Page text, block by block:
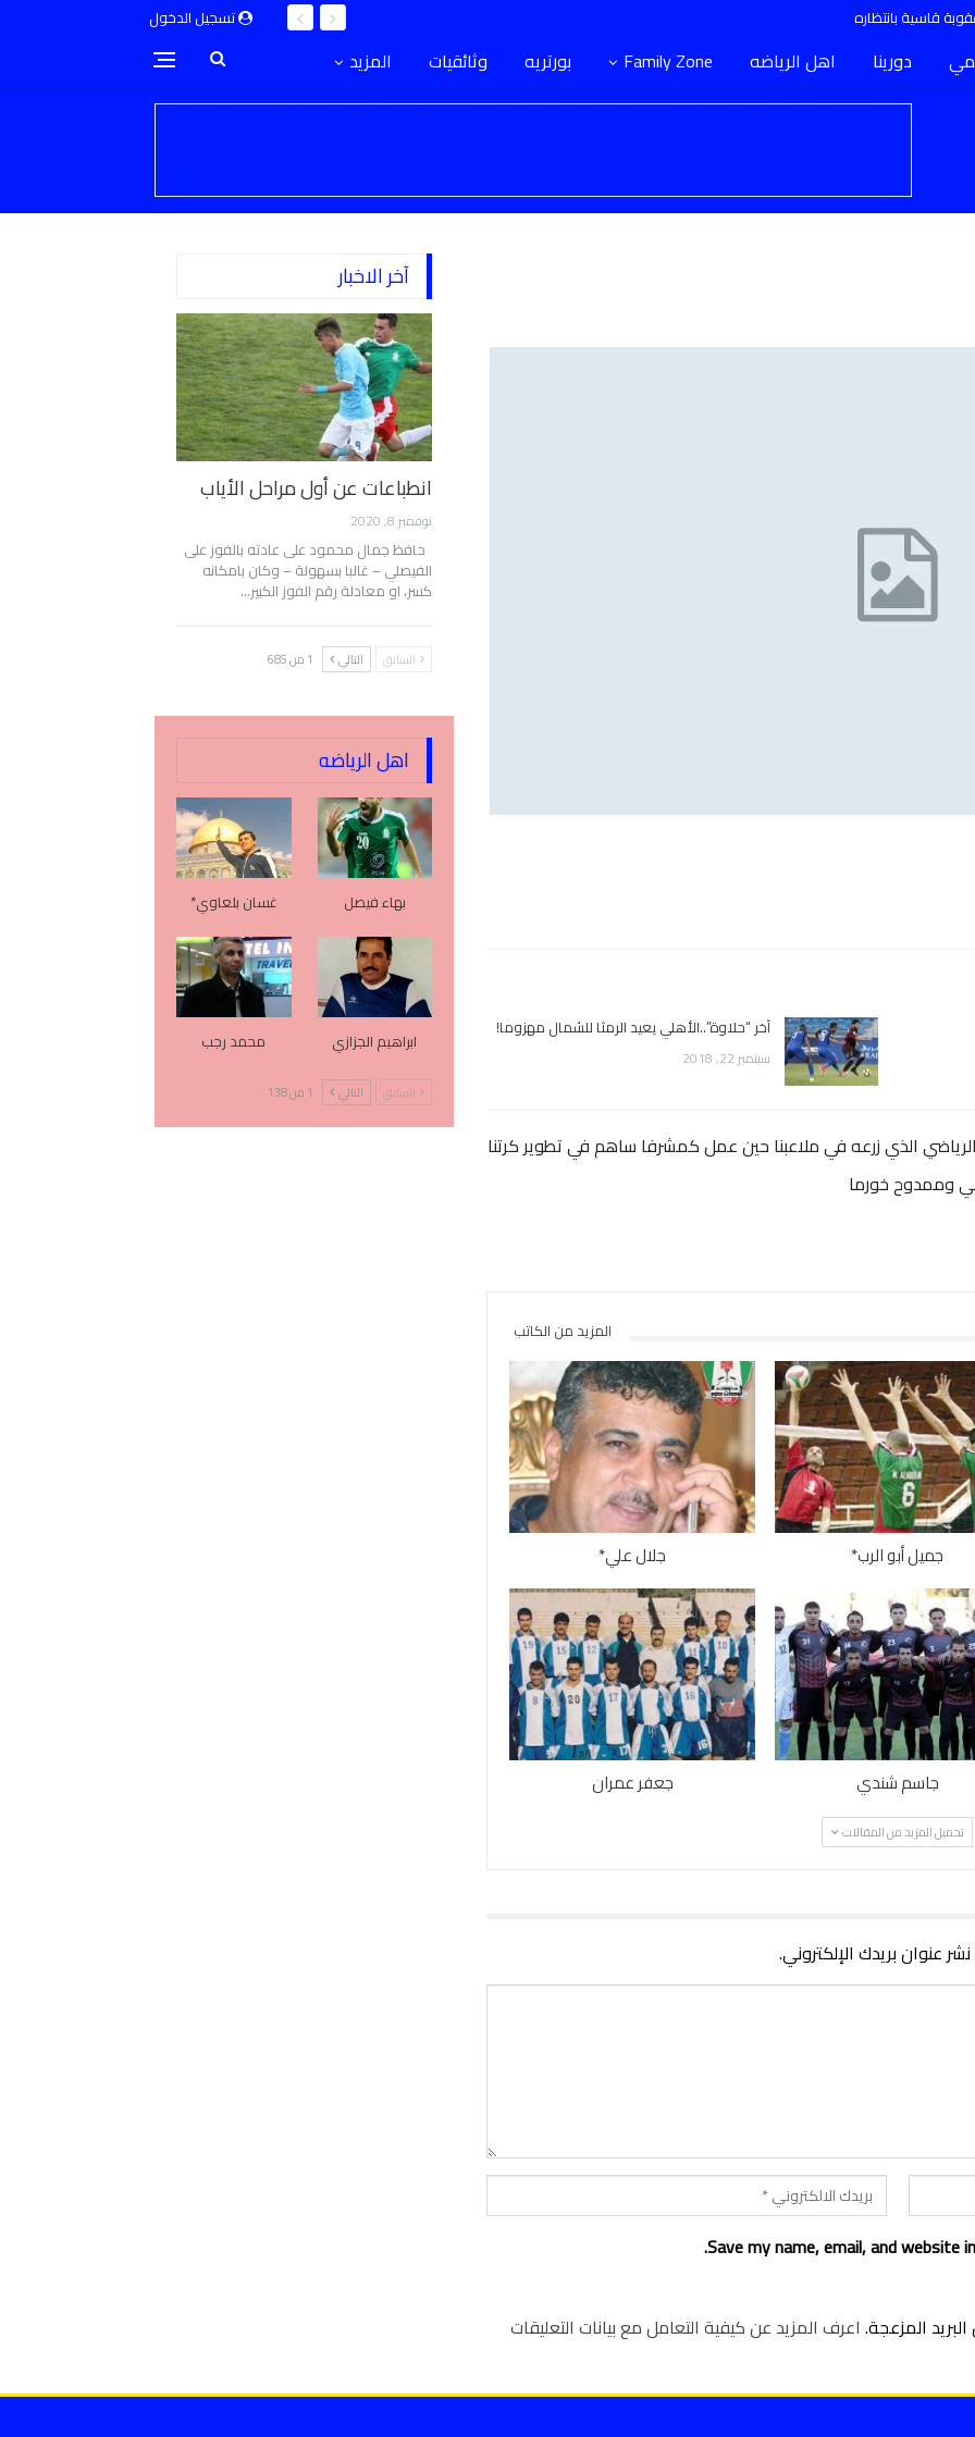
تسجيل الدخول قاسية بانتظاره
دورينا اهل الرياضه Family Zone بورتريه وثائقيات المزيد
آخر “حلاوة”..الأهلي يعيد الرمثا للشمال مهزوما!
سبتمبر 22, 2018
1952 محملا بالعلم الرياضي الذي زرعه في ملاعبنا حين عمل كمشرفا ساهم في تطوير كرتنا
وممدوح خورما
المزيد من الكاتب
جميل أبو الرب* جلال علي*
جاسم شندي جعفر عمران
تحميل المزيد من المقالات
عنوان بريدك الإلكتروني.
Save my name, email, and
المزعجة. اعرف المزيد عن كيفية التعامل مع بيانات التعليقات
آخر الاخبار
انطباعات عن أول مراحل الأياب
نوفمبر 8, 2020
حافظ جمال محمود على عادته بالفوز على
الفيصلي – غالبا بسهولة – وكان بامكانه
كسر، او معادلة رقم الفوز الكبير…
السابق التالي 1 من 685
اهل الرياضه
بهاء فيصل غسان بلعاوي*
ابراهيم الجزازي محمد رجب
السابق التالي 1 من 138